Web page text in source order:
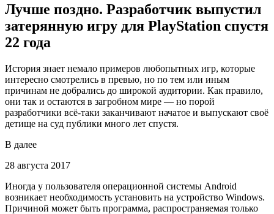
Лучше поздно. Разработчик выпустил
затерянную игру для PlayStation спустя
22 года
История знает немало примеров любопытных игр, которые
интересно смотрелись в превью, но по тем или иным
причинам не добрались до широкой аудитории. Как правило,
они так и остаются в загробном мире — но порой
разработчики всё-таки заканчивают начатое и выпускают своё
детище на суд публики много лет спустя.
В далее
28 августа 2017
Иногда у пользователя операционной системы Android
возникает необходимость установить на устройство Windows.
Причиной может быть программа, распространяемая только